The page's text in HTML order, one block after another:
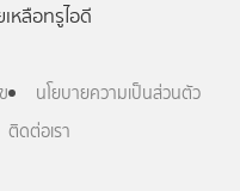
หลือทรูไอดี
นโยบายความเป็นส่วนตัว
ติดต่อเรา